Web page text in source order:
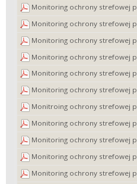
Monitoring ochrony strefowej
Monitoring ochrony strefowej
Monitoring ochrony strefowej
Monitoring ochrony strefowej
Monitoring ochrony strefowej
Monitoring ochrony strefowej
Monitroing ochrony strefowej
Monitoring ochrony strefowej
Monitoring ochrony strefowej
Monitoring ochrony strefowej
Monitoring ochrony strefowej